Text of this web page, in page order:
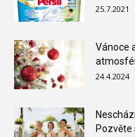
25.7.2021
Vánoce
24.4.2024
Pozvěte